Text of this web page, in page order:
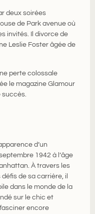
deux soirées
de Park avenue où
invités. Il divorce de
Leslie Foster âgée de
perte colossale
le magazine Glamour
succès.
d’un
1942 à l’âge
À travers les
de sa carrière, il
dans le monde de la
sur le chic et
fasciner encore